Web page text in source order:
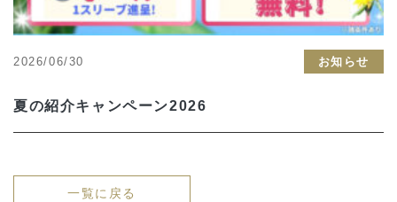
2026/06/30 お知らせ
夏の紹介キャンペーン2026
一覧に戻る